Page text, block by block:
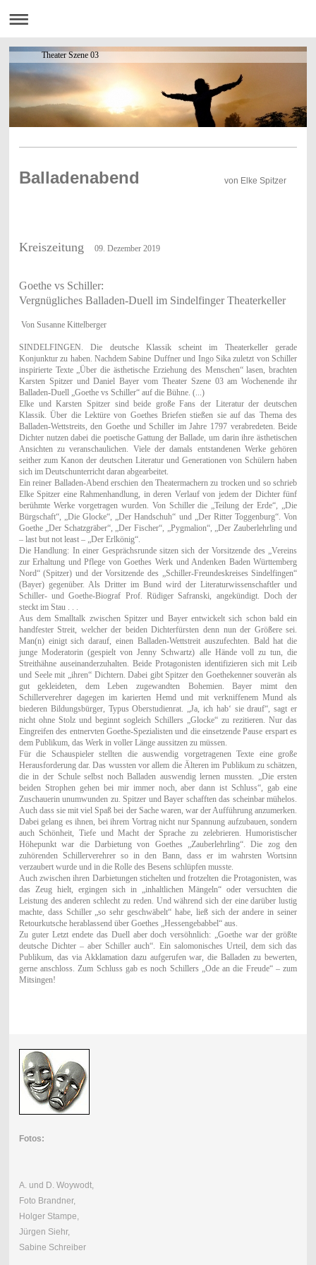
Theater Szene 03
Balladenabend von Elke Spitzer
Kreiszeitung 09. Dezember 2019
Goethe vs Schiller:
Vergnügliches Balladen-Duell im Sindelfinger Theaterkeller
Von Susanne Kittelberger
SINDELFINGEN. Die deutsche Klassik scheint im Theaterkeller gerade
Konjunktur zu haben. Nachdem Sabine Duffner und Ingo Sika zuletzt von Schiller
inspirierte Texte „Über die ästhetische Erziehung des Menschen“ lasen, brachten
Karsten Spitzer und Daniel Bayer vom Theater Szene 03 am Wochenende ihr
Balladen-Duell „Goethe vs Schiller“ auf die Bühne. (...)
Elke und Karsten Spitzer sind beide große Fans der Literatur der deutschen
Klassik. Über die Lektüre von Goethes Briefen stießen sie auf das Thema des
Balladen-Wettstreits, den Goethe und Schiller im Jahre 1797 verabredeten. Beide
Dichter nutzen dabei die poetische Gattung der Ballade, um darin ihre ästhetischen
Ansichten zu veranschaulichen. Viele der damals entstandenen Werke gehören
seither zum Kanon der deutschen Literatur und Generationen von Schülern haben
sich im Deutschunterricht daran abgearbeitet.
Ein reiner Balladen-Abend erschien den Theatermachern zu trocken und so schrieb
Elke Spitzer eine Rahmenhandlung, in deren Verlauf von jedem der Dichter fünf
berühmte Werke vorgetragen wurden. Von Schiller die „Teilung der Erde“, „Die
Bürgschaft“, „Die Glocke“, „Der Handschuh“ und „Der Ritter Toggenburg“. Von
Goethe „Der Schatzgräber“, „Der Fischer“, „Pygmalion“, „Der Zauberlehrling und
– last but not least – „Der Erlkönig“.
Die Handlung: In einer Gesprächsrunde sitzen sich der Vorsitzende des „Vereins
zur Erhaltung und Pflege von Goethes Werk und Andenken Baden Württemberg
Nord“ (Spitzer) und der Vorsitzende des „Schiller-Freundeskreises Sindelfingen“
(Bayer) gegenüber. Als Dritter im Bund wird der Literaturwissenschaftler und
Schiller- und Goethe-Biograf Prof. Rüdiger Safranski, angekündigt. Doch der
steckt im Stau . . .
Aus dem Smalltalk zwischen Spitzer und Bayer entwickelt sich schon bald ein
handfester Streit, welcher der beiden Dichterfürsten denn nun der Größere sei.
Man(n) einigt sich darauf, einen Balladen-Wettstreit auszufechten. Bald hat die
junge Moderatorin (gespielt von Jenny Schwartz) alle Hände voll zu tun, die
Streithähne auseinanderzuhalten. Beide Protagonisten identifizieren sich mit Leib
und Seele mit „ihren“ Dichtern. Dabei gibt Spitzer den Goethekenner souverän als
gut gekleideten, dem Leben zugewandten Bohemien. Bayer mimt den
Schillerverehrer dagegen im karierten Hemd und mit verkniffenem Mund als
biederen Bildungsbürger, Typus Oberstudienrat. „Ja, ich hab‘ sie drauf“, sagt er
nicht ohne Stolz und beginnt sogleich Schillers „Glocke“ zu rezitieren. Nur das
Eingreifen des entnervten Goethe-Spezialisten und die einsetzende Pause erspart es
dem Publikum, das Werk in voller Länge aussitzen zu müssen.
Für die Schauspieler stellten die auswendig vorgetragenen Texte eine große
Herausforderung dar. Das wussten vor allem die Älteren im Publikum zu schätzen,
die in der Schule selbst noch Balladen auswendig lernen mussten. „Die ersten
beiden Strophen gehen bei mir immer noch, aber dann ist Schluss“, gab eine
Zuschauerin unumwunden zu. Spitzer und Bayer schafften das scheinbar mühelos.
Auch dass sie mit viel Spaß bei der Sache waren, war der Aufführung anzumerken.
Dabei gelang es ihnen, bei ihrem Vortrag nicht nur Spannung aufzubauen, sondern
auch Schönheit, Tiefe und Macht der Sprache zu zelebrieren. Humoristischer
Höhepunkt war die Darbietung von Goethes „Zauberlehrling“. Die zog den
zuhörenden Schillerverehrer so in den Bann, dass er im wahrsten Wortsinn
verzaubert wurde und in die Rolle des Besens schlüpfen musste.
Auch zwischen ihren Darbietungen stichelten und frotzelten die Protagonisten, was
das Zeug hielt, ergingen sich in „inhaltlichen Mängeln“ oder versuchten die
Leistung des anderen schlecht zu reden. Und während sich der eine darüber lustig
machte, dass Schiller „so sehr geschwäbelt“ habe, ließ sich der andere in seiner
Retourkutsche herablassend über Goethes „Hessengebabbel“ aus.
Zu guter Letzt endete das Duell aber doch versöhnlich: „Goethe war der größte
deutsche Dichter – aber Schiller auch“. Ein salomonisches Urteil, dem sich das
Publikum, das via Akklamation dazu aufgerufen war, die Balladen zu bewerten,
gerne anschloss. Zum Schluss gab es noch Schillers „Ode an die Freude“ – zum
Mitsingen!
Fotos:
A. und D. Woywodt,
Foto Brandner,
Holger Stampe,
Jürgen Siehr,
Sabine Schreiber